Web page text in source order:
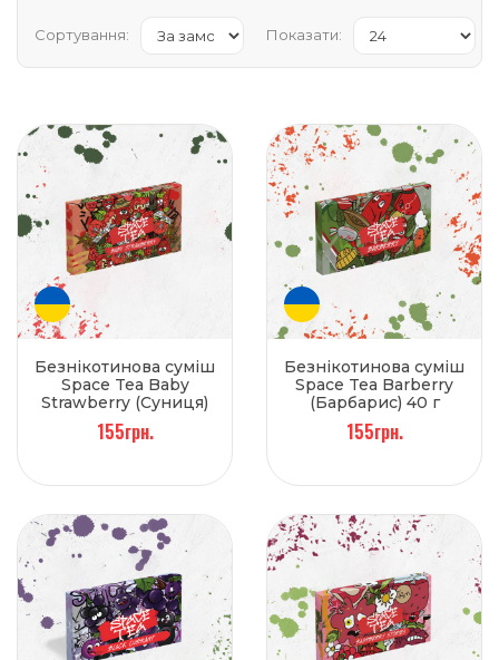
Сортування: Показати:
Безнікотинова суміш
Space Tea Baby
Strawberry (Суниця)
40 г
155грн.
Безнікотинова суміш
Space Tea Barberry
(Барбарис) 40 г
155грн.